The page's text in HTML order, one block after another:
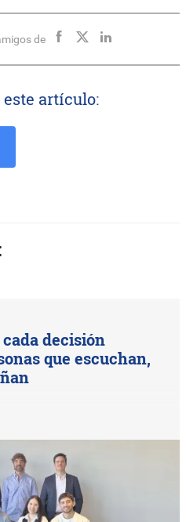
de
artículo:
decisión
que escuchan,